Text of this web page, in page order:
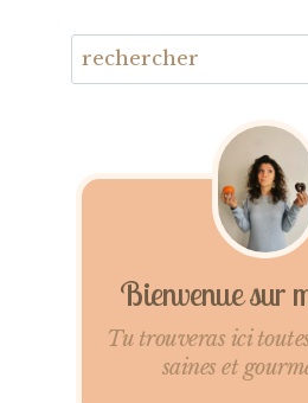
Bienvenue sur
Tu trouveras ici
saines et